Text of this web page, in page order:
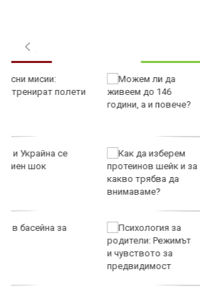
Можем ли да
повече?
Как да изберем
какво трябва да
Психология за
чувството за